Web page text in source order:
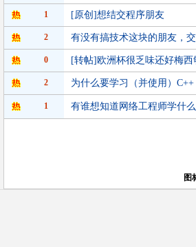
1 [原创]想结交程序朋友
2 有没有搞技术这块的朋友，
0 [转帖]欧洲杯很乏味还好梅西
2 为什么要学习（并使用）C++
1 有谁想知道网络工程师学什么
图